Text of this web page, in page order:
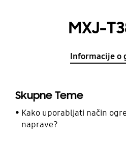
MXJ-
Informacije o
Skupne Teme
Kako uporabljati način
naprave?